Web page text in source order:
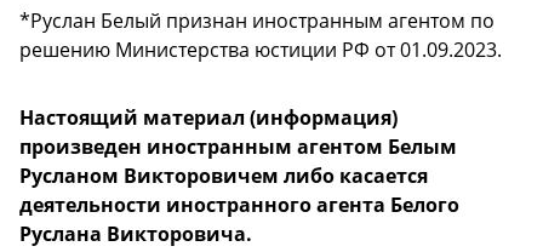
*Руслан Белый признан иностранным агентом по
решению Министерства юстиции РФ от 01.09.2023.
Настоящий материал (информация)
произведен иностранным агентом Белым
Русланом Викторовичем либо касается
деятельности иностранного агента Белого
Руслана Викторовича.